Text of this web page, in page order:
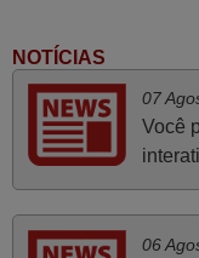
passando pelos
tinha explicado
tinham comandos
Muito obrigada.
NOTÍCIAS
07
Você
06